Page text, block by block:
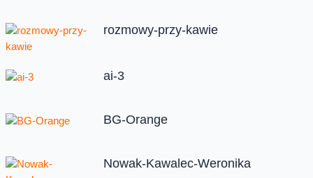
rozmowy-przy-kawie
ai-3
BG-Orange
Nowak-Kawalec-Weronika